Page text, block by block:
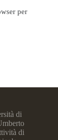
per
di
di